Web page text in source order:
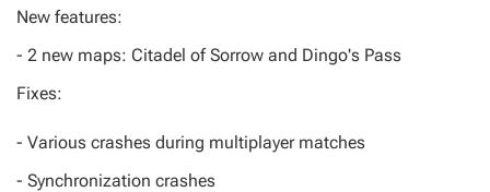
New features:
- 2 new maps: Citadel of Sorrow and Dingo's Pass
Fixes:
- Various crashes during multiplayer matches
- Synchronization crashes